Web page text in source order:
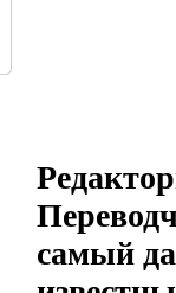
самый